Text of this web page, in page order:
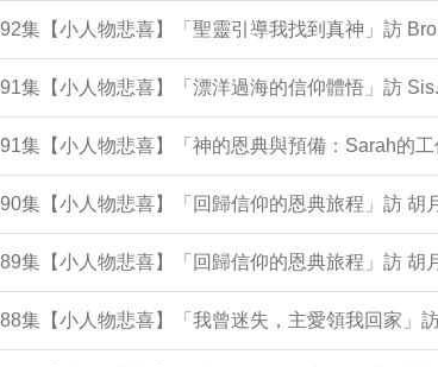
集【小人物悲喜】「聖靈引導我找到真神」訪
集【小人物悲喜】「漂洋過海的信仰體悟」訪
集【小人物悲喜】「神的恩典與預備：Sarah的
集【小人物悲喜】「回歸信仰的恩典旅程」訪 胡
集【小人物悲喜】「回歸信仰的恩典旅程」訪 胡
集【小人物悲喜】「我曾迷失，主愛領我回家」